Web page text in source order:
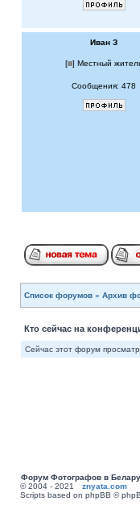
Иван З
[ ] Местный
Сообщения: 478
Список форумов » Архив
Кто сейчас на
Сейчас этот форум
Форум Фотографов в
© 2004 - 2021 znyata.com
Scripts based on phpBB ©